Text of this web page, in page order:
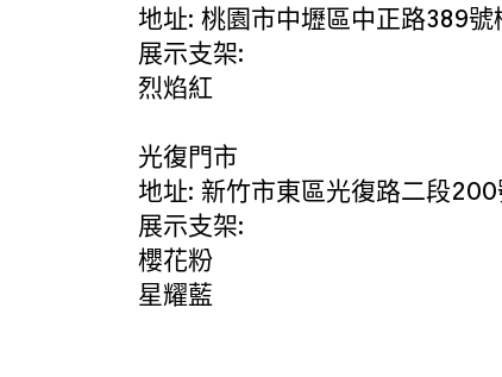
地址: 桃園市中壢區中正路389
展示支架:
烈焰紅
光復門市
地址: 新竹市東區光復路二段200
展示支架:
櫻花粉
星耀藍